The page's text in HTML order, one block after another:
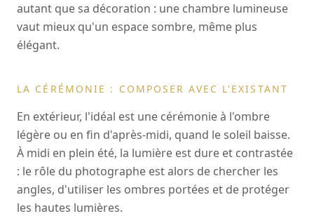
autant que sa décoration : une chambre lumineuse
vaut mieux qu'un espace sombre, même plus
élégant.
LA CÉRÉMONIE : COMPOSER AVEC L'EXISTANT
En extérieur, l'idéal est une cérémonie à l'ombre
légère ou en fin d'après-midi, quand le soleil baisse.
À midi en plein été, la lumière est dure et contrastée
: le rôle du photographe est alors de chercher les
angles, d'utiliser les ombres portées et de protéger
les hautes lumières.